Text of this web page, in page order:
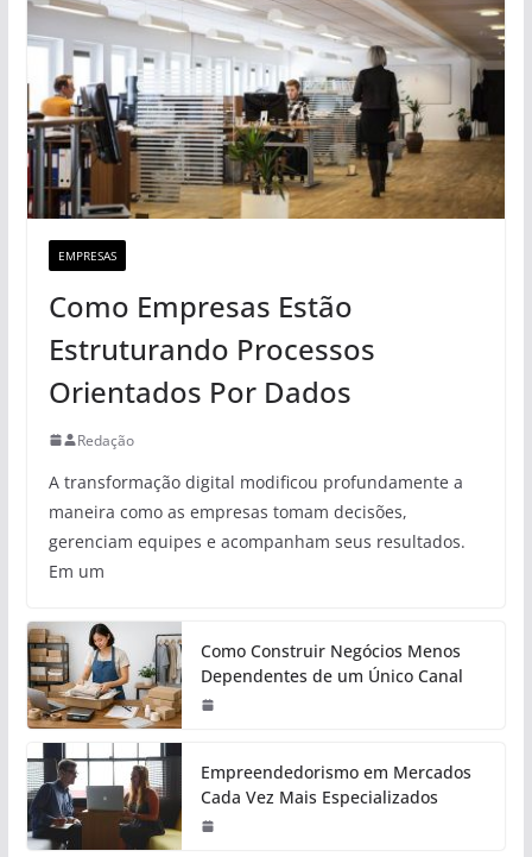
EMPRESAS
Como Empresas Estão
Estruturando Processos
Orientados Por Dados
Redação
A transformação digital modificou profundamente a
maneira como as empresas tomam decisões,
gerenciam equipes e acompanham seus resultados.
Em um
Como Construir Negócios Menos
Dependentes de um Único Canal
Empreendedorismo em Mercados
Cada Vez Mais Especializados